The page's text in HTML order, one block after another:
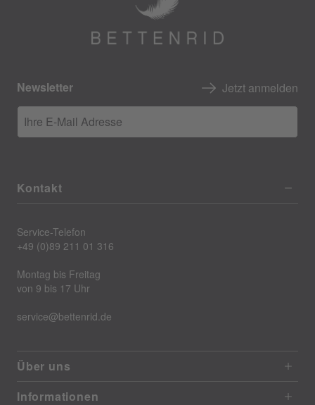
Newsletter Jetzt anmelden
Ihre E-Mail Adresse
Kontakt
Service-Telefon
+49 (0)89 211 01 316
Montag bis Freitag
von 9 bis 17 Uhr
service@bettenrid.de
Über uns
Informationen